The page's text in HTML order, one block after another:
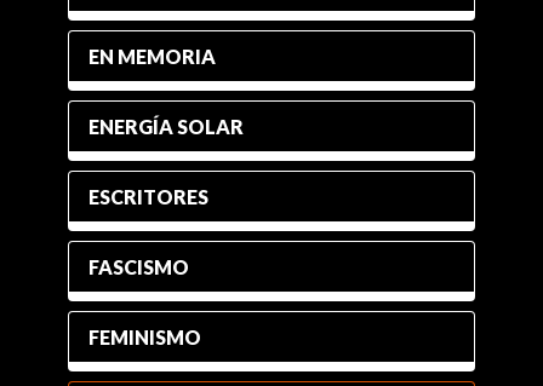
EN MEMORIA
ENERGÍA SOLAR
ESCRITORES
FASCISMO
FEMINISMO